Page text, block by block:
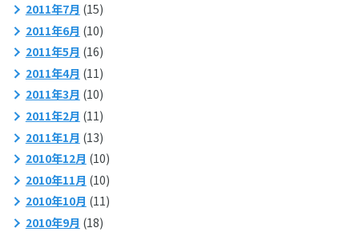
2011年7月 (15)
2011年6月 (10)
2011年5月 (16)
2011年4月 (11)
2011年3月 (10)
2011年2月 (11)
2011年1月 (13)
2010年12月 (10)
2010年11月 (10)
2010年10月 (11)
2010年9月 (18)